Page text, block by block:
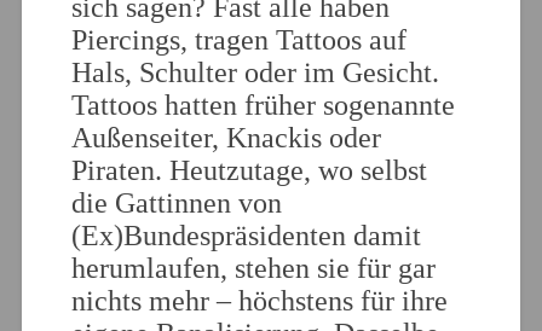
sich sagen? Fast alle haben
Piercings, tragen Tattoos auf
Hals, Schulter oder im Gesicht.
Tattoos hatten früher sogenannte
Außenseiter, Knackis oder
Piraten. Heutzutage, wo selbst
die Gattinnen von
(Ex)Bundespräsidenten damit
herumlaufen, stehen sie für gar
nichts mehr – höchstens für ihre